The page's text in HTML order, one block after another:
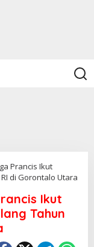
Prancis Ikut
di Gorontalo Utara
Ikut
Tahun